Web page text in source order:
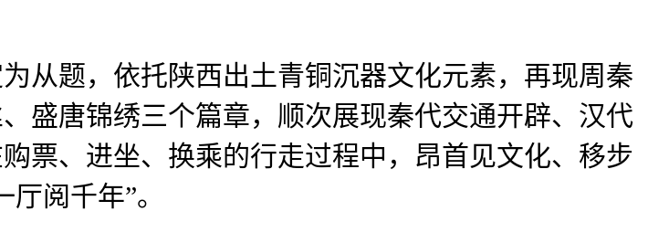
题，依托陕西出土青铜沉器文化元素，再现周秦
盛唐锦绣三个篇章，顺次展现秦代交通开辟、汉代
票、进坐、换乘的行走过程中，昂首见文化、移步
阅千年”。